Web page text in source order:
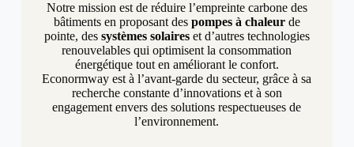
Notre mission est de réduire l’empreinte carbone des
bâtiments en proposant des pompes à chaleurde
pointe, des systèmes solaireset d’autres technologies
renouvelables qui optimisent la consommation
énergétique tout en améliorant le confort.
Econormway est à l’avant-garde du secteur, grâce à sa
recherche constante d’innovations et à son
engagement envers des solutions respectueuses de
l’environnement.